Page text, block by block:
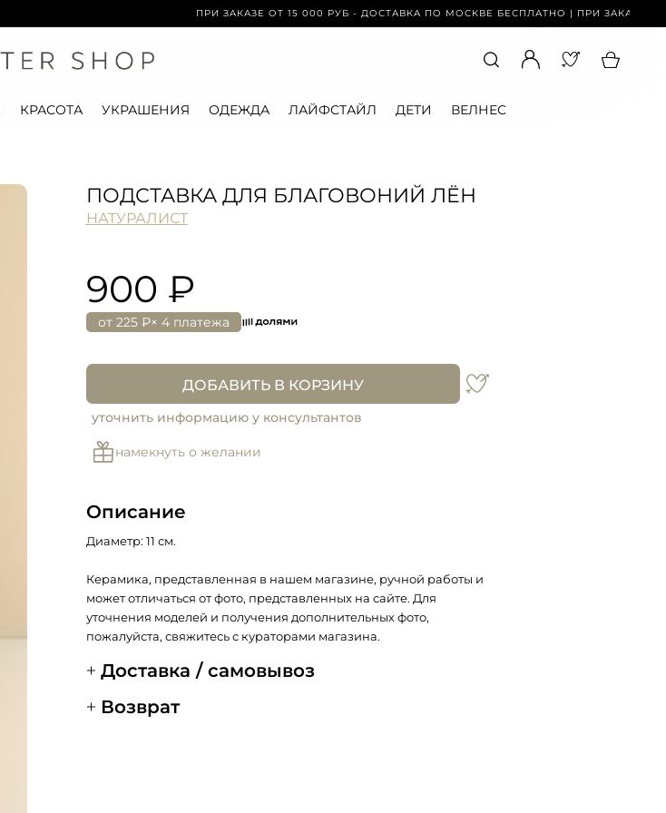
ПРИ ЗАКАЗЕ ОТ 15 000 РУБ - ДОСТАВКА ПО МОСКВЕ БЕСПЛАТНО | ПРИ ЗАКАЗЕ ОТ 15
КРАСОТА УКРАШЕНИЯ ОДЕЖДА ЛАЙФСТАЙЛ ДЕТИ ВЕЛНЕС
ПОДСТАВКА ДЛЯ БЛАГОВОНИЙ ЛЁН
НАТУРАЛИСТ
900 ₽
от 225 ₽× 4 платежа
ДОБАВИТЬ В КОРЗИНУ
уточнить информацию у консультантов
намекнуть о желании
Описание
Диаметр: 11 см.
Керамика, представленная в нашем магазине, ручной работы и
может отличаться от фото, представленных на сайте. Для
уточнения моделей и получения дополнительных фото,
пожалуйста, свяжитесь с кураторами магазина.
Доставка / самовывоз
Возврат